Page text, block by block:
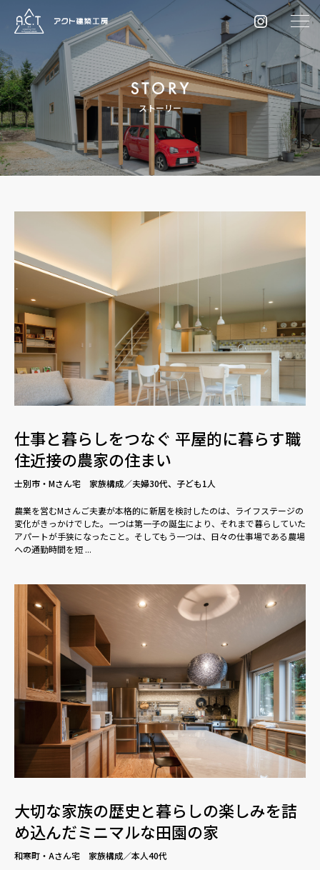
ストーリー
仕事と暮らしをつなぐ 平屋的に暮らす職
住近接の農家の住まい
士別市・Mさん宅 家族構成／夫婦30代、子ども1人
農業を営むMさんご夫妻が本格的に新居を検討したのは、ライフステージの
変化がきっかけでした。一つは第一子の誕生により、それまで暮らしていた
アパートが手狭になったこと。そしてもう一つは、日々の仕事場である農場
への通勤時間を短 ...
大切な家族の歴史と暮らしの楽しみを詰
め込んだミニマルな田園の家
和寒町・Aさん宅 家族構成／本人40代